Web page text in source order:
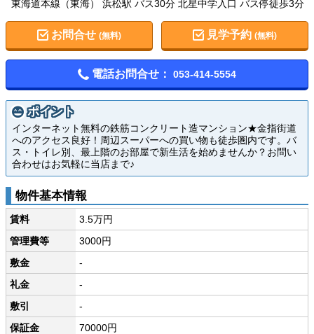
東海道本線（東海） 浜松駅 バス30分 北星中学入口 バス停徒歩3分
お問合せ (無料) 見学予約(無料)
電話お問合せ： 053-414-5554
ポイント
インターネット無料の鉄筋コンクリート造マンション★金指街道
へのアクセス良好！周辺スーパーへの買い物も徒歩圏内です。バ
ス・トイレ別、最上階のお部屋で新生活を始めませんか？お問い
合わせはお気軽に当店まで♪
物件基本情報
賃料
3.5万円
管理費等
3000円
敷金
-
礼金
-
敷引
-
保証金
70000円